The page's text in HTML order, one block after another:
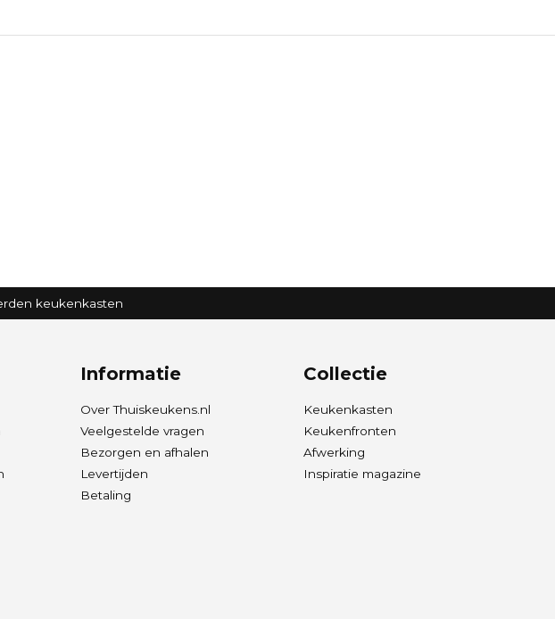
keukenkasten
Informatie
Over Thuiskeukens.nl
Veelgestelde vragen
Bezorgen en afhalen
Levertijden
Betaling
Collectie
Keukenkasten
Keukenfronten
Afwerking
Inspiratie magazine